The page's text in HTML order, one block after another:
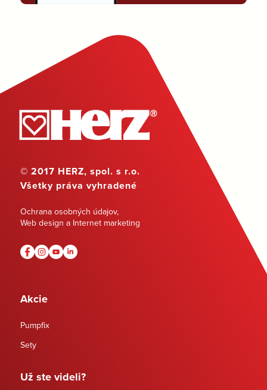
© 2017 HERZ, spol. s r.o.
Všetky práva vyhradené
Ochrana osobných údajov,
Web design a Internet marketing
Akcie
Pumpfix
Sety
Už ste videli?